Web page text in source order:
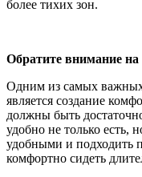
более тихих зон.
Обратите внимание на
Одним из самых важных
является создание
должны быть
удобно не только есть,
удобными и подходить
комфортно сидеть